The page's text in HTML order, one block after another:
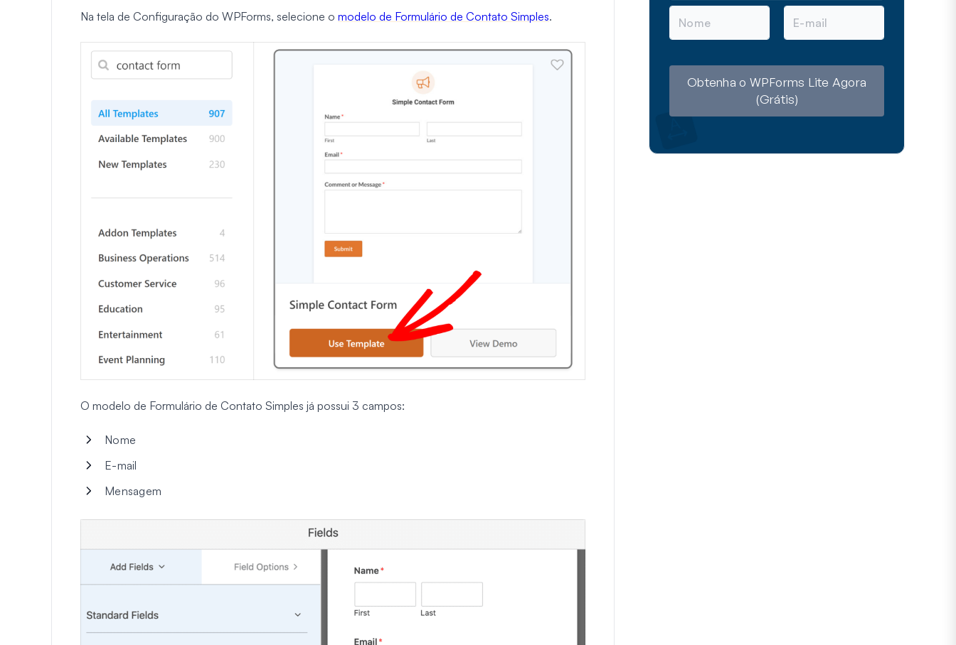
Na tela de Configuração do WPForms, selecione o modelo de Formulário de Contato Simples.
O modelo de Formulário de Contato Simples já possui 3 campos:
Nome
E-mail
Mensagem
N
m
E
m
Obtenha o WPForms Lite Agora
(Grátis)